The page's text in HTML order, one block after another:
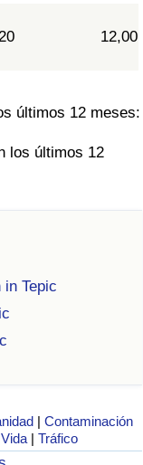
12,00
últimos 12 meses:
los últimos 12
in Tepic
|Contaminación
|Tráfico